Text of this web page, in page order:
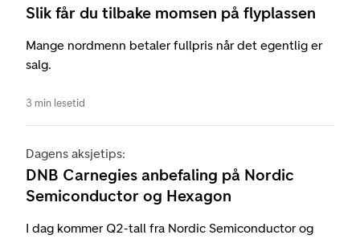
Slik får du tilbake momsen på flyplassen
Mange nordmenn betaler fullpris når det egentlig er
salg.
3 min lesetid
Dagens aksjetips:
DNB Carnegies anbefaling på Nordic
Semiconductor og Hexagon
I dag kommer Q2-tall fra Nordic Semiconductor og